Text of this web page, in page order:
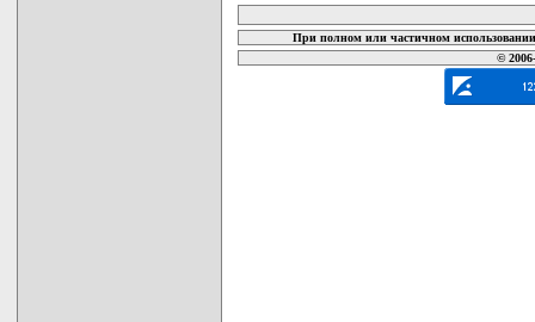
При полном или частичном
©